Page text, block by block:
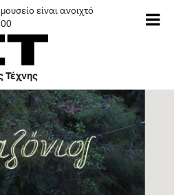
είναι ανοιχτό
Τέχνης